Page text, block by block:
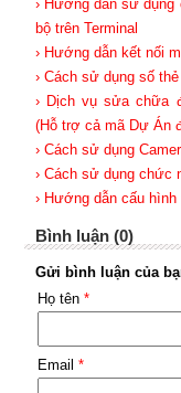
› Hướng dẫn sử
bộ trên Terminal
› Hướng dẫn kết nối
› Cách sử dụng số
› Dịch vụ sửa chữa
(Hỗ trợ cả mã Dự Án
› Cách sử dụng
› Cách sử dụng chức
› Hướng dẫn cấu
Bình luận (0)
Gửi bình luận của
Họ tên *
Email *